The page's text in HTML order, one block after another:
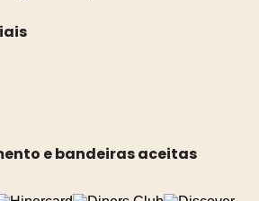
e bandeiras aceitas